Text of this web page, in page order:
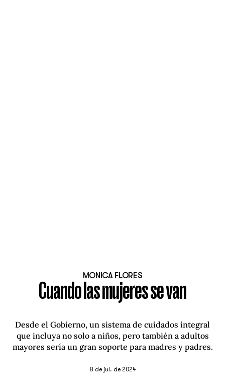
MONICA FLORES
Cuando las mujeres se van
Desde el Gobierno, un sistema de cuidados integral
que incluya no solo a niños, pero también a adultos
mayores sería un gran soporte para madres y padres.
8 de jul. de 2024